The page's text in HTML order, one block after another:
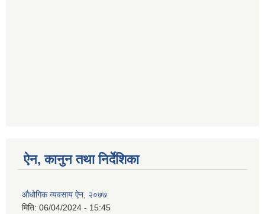
ऐन, कानुन तथा निर्देशिका
औधोगिक व्यवसाय ऐन, २०७७
मिति: 06/04/2024 - 15:45